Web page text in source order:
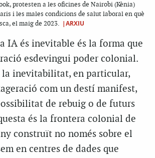
protesten a les oficines de Nairobi (Kènia)
i les males condicions de salut laboral en què
el maig de 2023. |ARXIU
IA és inevitable és la forma que
esdevingui poder colonial.
la inevitabilitat, en particular,
com un destí manifest,
de rebuig o de futurs
és la frontera colonial de
construït no només sobre el
en centres de dades que